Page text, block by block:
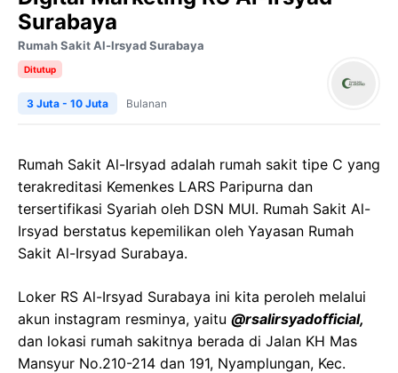
Surabaya
Rumah Sakit Al-Irsyad Surabaya
Ditutup
3 Juta - 10 Juta Bulanan
Rumah Sakit Al-Irsyad adalah rumah sakit tipe C yang
terakreditasi Kemenkes LARS Paripurna dan
tersertifikasi Syariah oleh DSN MUI. Rumah Sakit Al-
Irsyad berstatus kepemilikan oleh Yayasan Rumah
Sakit Al-Irsyad Surabaya.
Loker RS Al-Irsyad Surabaya ini kita peroleh melalui
akun instagram resminya, yaitu @rsalirsyadofficial,
dan lokasi rumah sakitnya berada di Jalan KH Mas
Mansyur No.210-214 dan 191, Nyamplungan, Kec.